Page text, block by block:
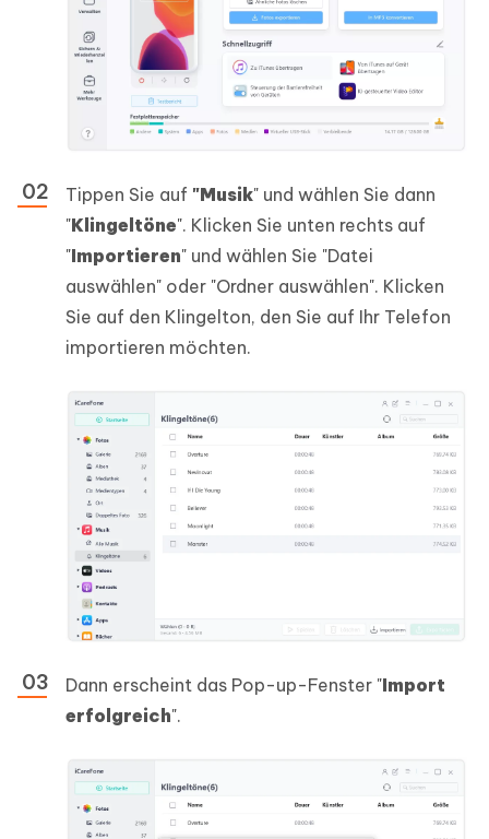
Tippen Sie auf "Musik" und wählen Sie dann
"Klingeltöne". Klicken Sie unten rechts auf
"Importieren" und wählen Sie "Datei
auswählen" oder "Ordner auswählen". Klicken
Sie auf den Klingelton, den Sie auf Ihr Telefon
importieren möchten.
Dann erscheint das Pop-up-Fenster "Import
erfolgreich".